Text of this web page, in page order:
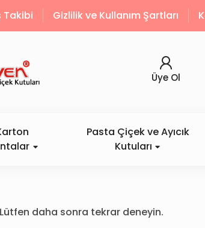
Takibi Gizlilik ve Kullanım Şartları
Üye Ol
Pasta Çiçek ve Ayıcık
Kutuları
daha sonra tekrar deneyin.